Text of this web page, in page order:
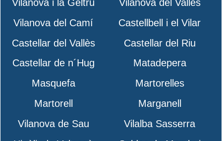
Vilanova i la Geltrú
Vilanova del Vallès
Vilanova del Camí
Castellbell i el Vilar
Castellar del Vallès
Castellar del Riu
Castellar de n´Hug
Matadepera
Masquefa
Martorelles
Martorell
Marganell
Vilanova de Sau
Vilalba Sasserra